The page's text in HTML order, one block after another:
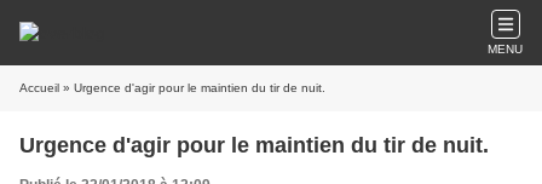
MENU
Accueil » Urgence d'agir pour le maintien du tir de nuit.
Urgence d'agir pour le maintien du tir de nuit.